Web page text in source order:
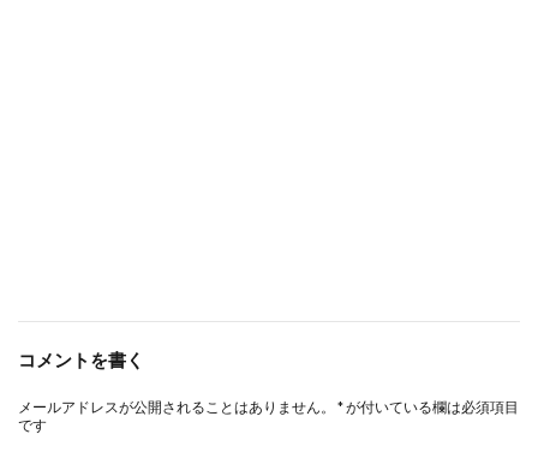
コメントを書く
メールアドレスが公開されることはありません。 *が付いている欄は必須項目
です